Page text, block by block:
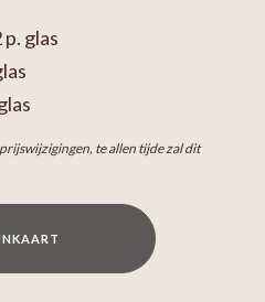
glas
te allen tijde zal dit